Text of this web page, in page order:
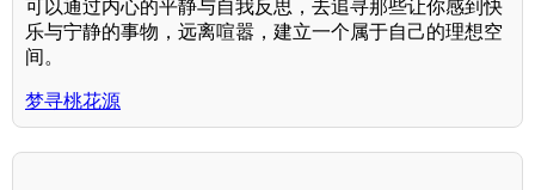
可以通过内心的平静与自我反思，去追寻那些让你感到快
乐与宁静的事物，远离喧嚣，建立一个属于自己的理想空
间。
梦寻桃花源